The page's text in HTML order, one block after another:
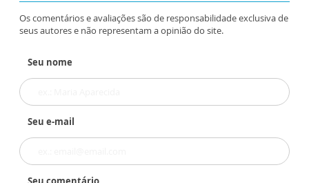
Os comentários e avaliações são de responsabilidade exclusiva de
seus autores e não representam a opinião do site.
Seu nome
Seu e-mail